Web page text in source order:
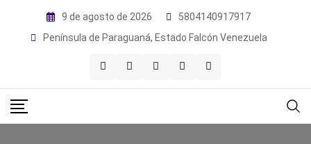
9 de agosto de 2026
5804140917917
Península de Paraguaná, Estado Falcón Venezuela